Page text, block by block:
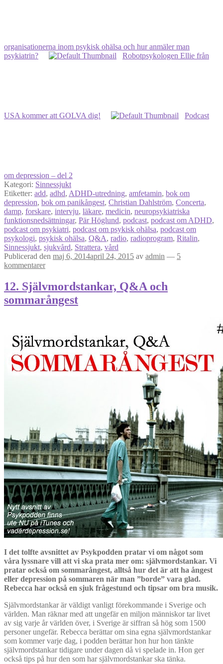
organisationerna inom psykisk ohälsa och hur anmäler man
psykiatrin?
Robotpsykologen Ellie från
USA kommer att GOLVA dig! Podcast
om depression – del 2
Kategori: Sinnessjukt
Etiketter: add, adhd, ADHD-utredning, amfetamin, bok om
depression, bok om panikångest, Christian Dahlström, Concerta,
damp, forskare, intervju, läkare, medicin, neuropsykiatriska
funktionsnedsättningar, Pär Höglund, podcast, podcast om ADHD,
podcast om psykiatri, podcast om psykisk ohälsa, podcast om
psykologi, psykisk ohälsa, Q&A, radio, radioprogram, Ritalin,
Sinnessjukt, sjukvård, Strattera, vård
Publicerad den maj 6, 2014april 24, 2015 av admin — 5
kommentarer
12. Självmordstankar, Q&A och
sommarångest
I det tolfte avsnittet av Psykpodden pratar vi om något som
våra lyssnare vill att vi ska prata mer om: självmordstankar. Vi
pratar också om sommarångest, alltså hur det är att ha ångest
eller depression på sommaren när man ”borde” vara glad.
Rebecca har också en sjuk frågestund och tipsar om bra musik.
Självmordstankar är väldigt vanligt förekommande i Sverige och
världen. Man räknar med att ungefär en miljon människor tar livet
av sig varje år världen över, i Sverige är siffran så hög som 1500
personer ungefär. Rebecca berättar om sina egna självmordstankar
som kommer varje dag, i podden berättar hon hur hon tänkte
självmordstankar tidigare under dagen då vi spelade in. Hon ger
också tips på hur den som har självmordstankar ska tänka.